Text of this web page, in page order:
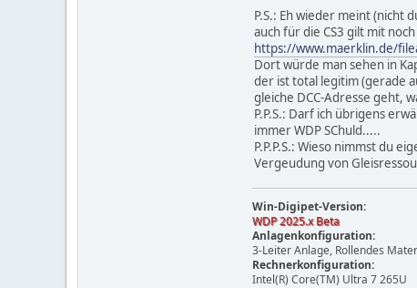
P.S.: Eh wieder meint (nicht
auch für die CS3 gilt mit
https://www.maerklin.de/
Dort würde man sehen in
der ist total legitim (gerade
gleiche DCC-Adresse geht,
P.P.S.: Darf ich übrigens
immer WDP SChuld.....
P.P.P.S.: Wieso nimmst du
Vergeudung von
Win-Digipet-Version:
WDP 2025.x Beta
Anlagenkonfiguration:
3-Leiter Anlage, Rollendes
Rechnerkonfiguration:
Intel(R) Core(TM) Ultra 7 265U